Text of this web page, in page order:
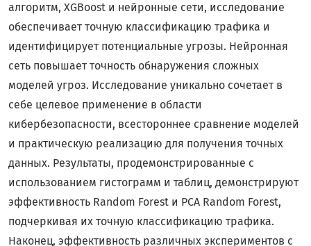
алгоритм, XGBoost и нейронные сети, исследование
обеспечивает точную классификацию трафика и
идентифицирует потенциальные угрозы. Нейронная
сеть повышает точность обнаружения сложных
моделей угроз. Исследование уникально сочетает в
себе целевое применение в области
кибербезопасности, всестороннее сравнение моделей
и практическую реализацию для получения точных
данных. Результаты, продемонстрированные с
использованием гистограмм и таблиц, демонстрируют
эффективность Random Forest и PCA Random Forest,
подчеркивая их точную классификацию трафика.
Наконец, эффективность различных экспериментов с